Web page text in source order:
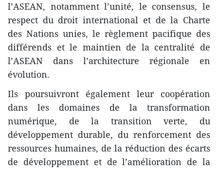
l’ASEAN, notamment l’unité, le consensus, le
respect du droit international et de la Charte
des Nations unies, le règlement pacifique des
différends et le maintien de la centralité de
l’ASEAN dans l’architecture régionale en
évolution.
Ils poursuivront également leur coopération
dans les domaines de la transformation
numérique, de la transition verte, du
développement durable, du renforcement des
ressources humaines, de la réduction des écarts
de développement et de l’amélioration de la